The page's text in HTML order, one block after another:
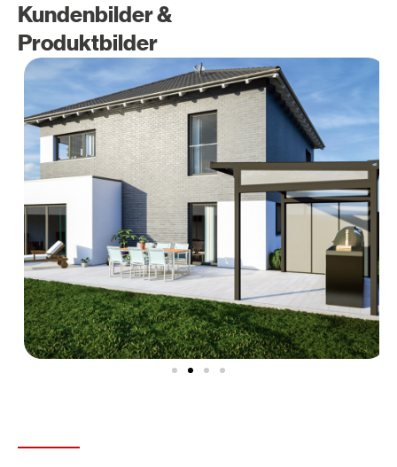
Kundenbilder &
Produktbilder